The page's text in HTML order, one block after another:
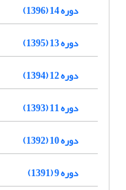
دوره 14 (1396)
دوره 13 (1395)
دوره 12 (1394)
دوره 11 (1393)
دوره 10 (1392)
دوره 9 (1391)